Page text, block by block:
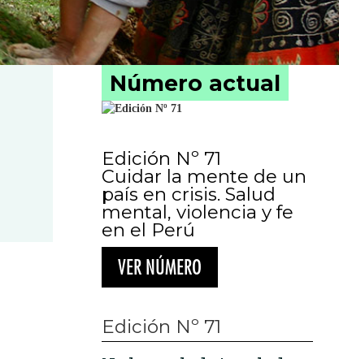
Número actual
Edición Nº 71
Cuidar la mente de un
país en crisis. Salud
mental, violencia y fe
en el Perú
VER NÚMERO
Edición Nº 71